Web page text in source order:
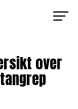
over